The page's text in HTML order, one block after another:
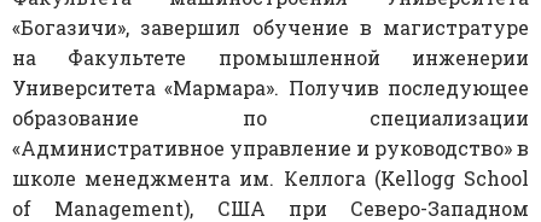
«Богазичи», завершил обучение в магистратуре
на Факультете промышленной инженерии
Университета «Мармара». Получив последующее
образование по специализации
«Административное управление и руководство» в
школе менеджмента им. Келлога (Kellogg School
of Management), США при Северо-Западном